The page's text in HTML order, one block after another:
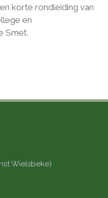
korte rondleiding van
en
Smet.
Wielsbeke)